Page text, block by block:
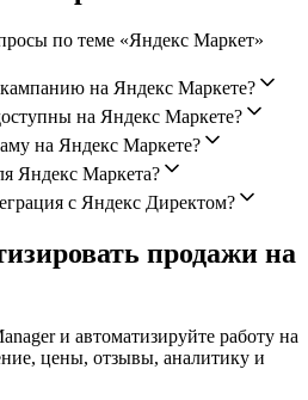
по теме «Яндекс Маркет»
на Яндекс Маркете?
на Яндекс Маркете?
на Яндекс Маркете?
Яндекс Маркета?
с Яндекс Директом?
продажи на
и автоматизируйте работу на
цены, отзывы, аналитику и